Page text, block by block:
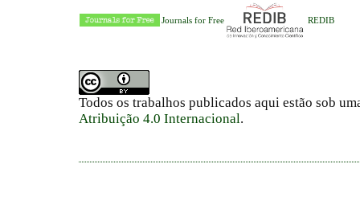
Journals for Free REDIB
Todos os trabalhos publicados aqui estão sob
Atribuição 4.0 Internacional.